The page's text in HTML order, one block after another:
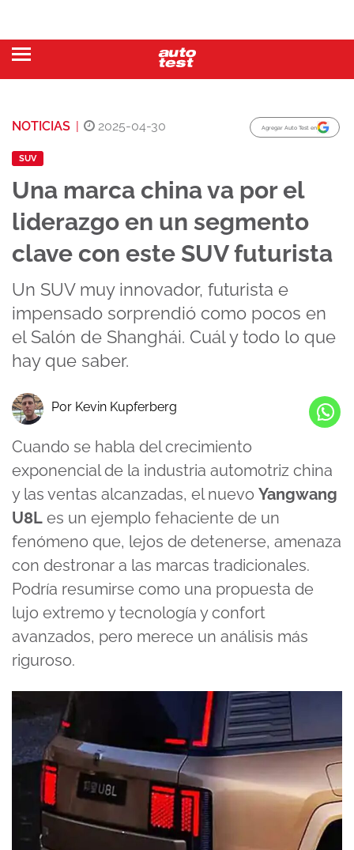
NOTICIAS | 2025-04-30 Agregar Auto Test en
SUV
Una marca china va por el
liderazgo en un segmento
clave con este SUV futurista
Un SUV muy innovador, futurista e
impensado sorprendió como pocos en
el Salón de Shanghái. Cuál y todo lo que
hay que saber.
Por Kevin Kupferberg
Cuando se habla del crecimiento
exponencial de la industria automotriz china
y las ventas alcanzadas, el nuevo Yangwang
U8L es un ejemplo fehaciente de un
fenómeno que, lejos de detenerse, amenaza
con destronar a las marcas tradicionales.
Podría resumirse como una propuesta de
lujo extremo y tecnología y confort
avanzados, pero merece un análisis más
riguroso.